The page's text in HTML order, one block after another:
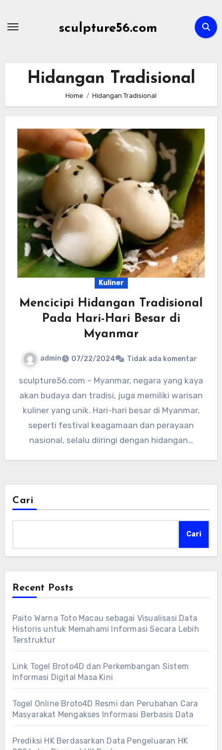
sculpture56.com
Hidangan Tradisional
Home Hidangan Tradisional
Kuliner
Mencicipi Hidangan Tradisional
Pada Hari-Hari Besar di
Myanmar
admin 07/22/2024 Tidak ada komentar
sculpture56.com – Myanmar, negara yang kaya
akan budaya dan tradisi, juga memiliki warisan
kuliner yang unik. Hari-hari besar di Myanmar,
seperti festival keagamaan dan perayaan
nasional, selalu diiringi dengan hidangan…
Cari
Cari
Recent Posts
Paito Warna Toto Macau sebagai Visualisasi Data
Historis untuk Memahami Informasi Secara Lebih
Terstruktur
Link Togel Broto4D dan Perkembangan Sistem
Informasi Digital Masa Kini
Togel Online Broto4D Resmi dan Perubahan Cara
Masyarakat Mengakses Informasi Berbasis Data
Prediksi HK Berdasarkan Data Pengeluaran HK